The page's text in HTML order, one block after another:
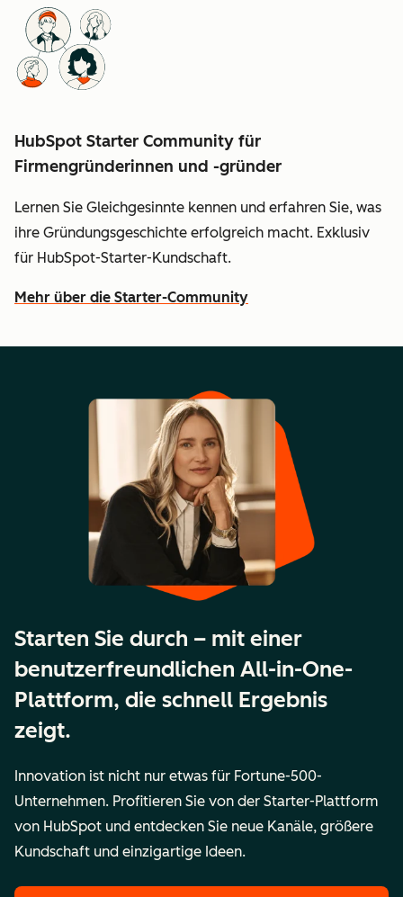
HubSpot Starter Community für
Firmengründerinnen und -gründer
Lernen Sie Gleichgesinnte kennen und erfahren Sie, was
ihre Gründungsgeschichte erfolgreich macht. Exklusiv
für HubSpot-Starter-Kundschaft.
Mehr über die Starter-Community
Starten Sie durch – mit einer
benutzerfreundlichen All-in-One-
Plattform, die schnell Ergebnis
zeigt.
Innovation ist nicht nur etwas für Fortune-500-
Unternehmen. Profitieren Sie von der Starter-Plattform
von HubSpot und entdecken Sie neue Kanäle, größere
Kundschaft und einzigartige Ideen.